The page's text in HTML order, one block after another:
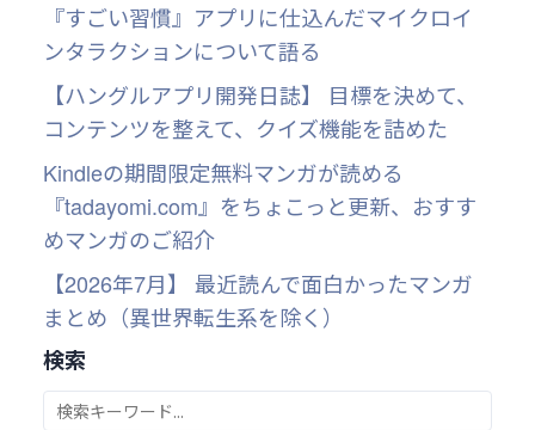
『すごい習慣』アプリに仕込んだマイクロイ
ンタラクションについて語る
【ハングルアプリ開発日誌】 目標を決めて、
コンテンツを整えて、クイズ機能を詰めた
Kindleの期間限定無料マンガが読める
『tadayomi.com』をちょこっと更新、おすす
めマンガのご紹介
【2026年7月】 最近読んで面白かったマンガ
まとめ（異世界転生系を除く）
検索